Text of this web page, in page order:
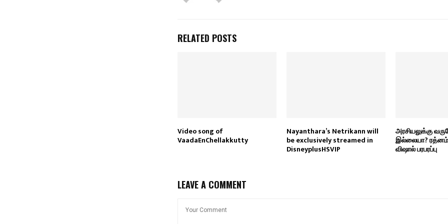
RELATED POSTS
Video song of
VaadaEnChellakkutty
Nayanthara’s Netrikann will
be exclusively streamed in
DisneyplusHSVIP
அரசியலுக்கு
இல்லையா? ரத்னம்
விஷால் பரபரப்பு
LEAVE A COMMENT